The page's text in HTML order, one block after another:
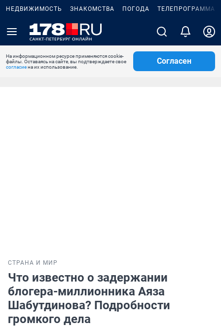
НЕДВИЖИМОСТЬ ЗНАКОМСТВА ПОГОДА ТЕЛЕПРОГРАММА
На информационном ресурсе применяются cookie-
файлы. Оставаясь на сайте, вы подтверждаете свое
согласиена их использование.
Согласен
СТРАНА И МИР
Что известно о задержании
блогера-миллионника Аяза
Шабутдинова? Подробности
громкого дела